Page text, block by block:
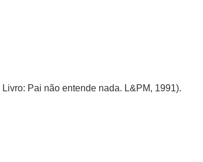
Pai não entende nada. L&PM, 1991).